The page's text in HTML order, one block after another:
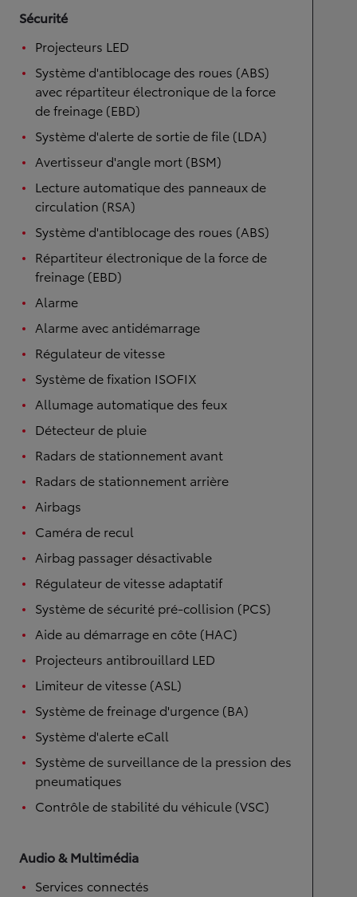
Sécurité
Projecteurs LED
Système d'antiblocage des roues (ABS)
avec répartiteur électronique de la force
de freinage (EBD)
Système d'alerte de sortie de file (LDA)
Avertisseur d'angle mort (BSM)
Lecture automatique des panneaux de
circulation (RSA)
Système d'antiblocage des roues (ABS)
Répartiteur électronique de la force de
freinage (EBD)
Alarme
Alarme avec antidémarrage
Régulateur de vitesse
Système de fixation ISOFIX
Allumage automatique des feux
Détecteur de pluie
Radars de stationnement avant
Radars de stationnement arrière
Airbags
Caméra de recul
Airbag passager désactivable
Régulateur de vitesse adaptatif
Système de sécurité pré-collision (PCS)
Aide au démarrage en côte (HAC)
Projecteurs antibrouillard LED
Limiteur de vitesse (ASL)
Système de freinage d'urgence (BA)
Système d'alerte eCall
Système de surveillance de la pression des
pneumatiques
Contrôle de stabilité du véhicule (VSC)
Audio & Multimédia
Services connectés